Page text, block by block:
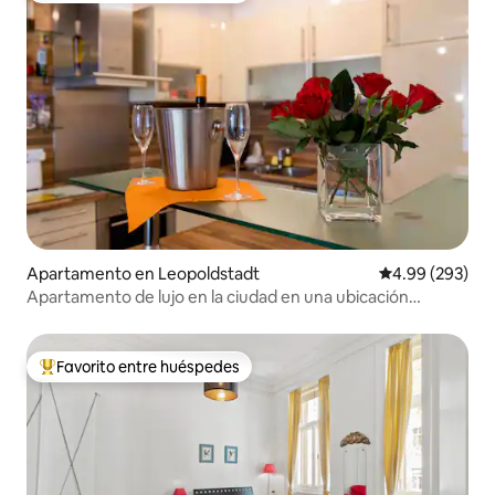
Apartamento en Leopoldstadt Calificación
4.99 (293)
Apartamento de lujo en la ciudad en una ubicación
Favorito entre huéspedes preferido
Favorito entre huéspedes